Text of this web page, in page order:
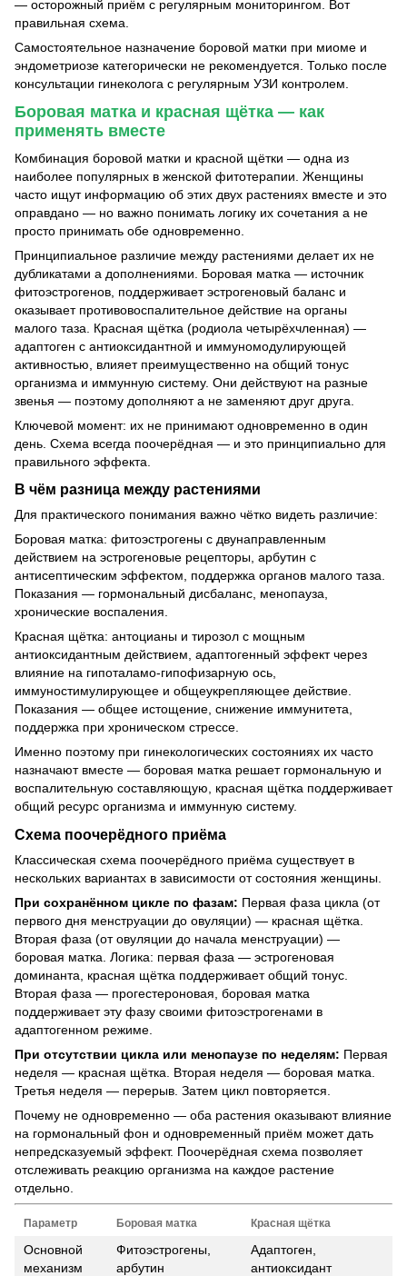
— осторожный приём с регулярным мониторингом. Вот
правильная схема.
Самостоятельное назначение боровой матки при миоме и
эндометриозе категорически не рекомендуется. Только после
консультации гинеколога с регулярным УЗИ контролем.
Боровая матка и красная щётка — как
применять вместе
Комбинация боровой матки и красной щётки — одна из
наиболее популярных в женской фитотерапии. Женщины
часто ищут информацию об этих двух растениях вместе и это
оправдано — но важно понимать логику их сочетания а не
просто принимать обе одновременно.
Принципиальное различие между растениями делает их не
дубликатами а дополнениями. Боровая матка — источник
фитоэстрогенов, поддерживает эстрогеновый баланс и
оказывает противовоспалительное действие на органы
малого таза. Красная щётка (родиола четырёхчленная) —
адаптоген с антиоксидантной и иммуномодулирующей
активностью, влияет преимущественно на общий тонус
организма и иммунную систему. Они действуют на разные
звенья — поэтому дополняют а не заменяют друг друга.
Ключевой момент: их не принимают одновременно в один
день. Схема всегда поочерёдная — и это принципиально для
правильного эффекта.
В чём разница между растениями
Для практического понимания важно чётко видеть различие:
Боровая матка: фитоэстрогены с двунаправленным
действием на эстрогеновые рецепторы, арбутин с
антисептическим эффектом, поддержка органов малого таза.
Показания — гормональный дисбаланс, менопауза,
хронические воспаления.
Красная щётка: антоцианы и тирозол с мощным
антиоксидантным действием, адаптогенный эффект через
влияние на гипоталамо-гипофизарную ось,
иммуностимулирующее и общеукрепляющее действие.
Показания — общее истощение, снижение иммунитета,
поддержка при хроническом стрессе.
Именно поэтому при гинекологических состояниях их часто
назначают вместе — боровая матка решает гормональную и
воспалительную составляющую, красная щётка поддерживает
общий ресурс организма и иммунную систему.
Схема поочерёдного приёма
Классическая схема поочерёдного приёма существует в
нескольких вариантах в зависимости от состояния женщины.
При сохранённом цикле по фазам: Первая фаза цикла (от
первого дня менструации до овуляции) — красная щётка.
Вторая фаза (от овуляции до начала менструации) —
боровая матка. Логика: первая фаза — эстрогеновая
доминанта, красная щётка поддерживает общий тонус.
Вторая фаза — прогестероновая, боровая матка
поддерживает эту фазу своими фитоэстрогенами в
адаптогенном режиме.
При отсутствии цикла или менопаузе по неделям: Первая
неделя — красная щётка. Вторая неделя — боровая матка.
Третья неделя — перерыв. Затем цикл повторяется.
Почему не одновременно — оба растения оказывают влияние
на гормональный фон и одновременный приём может дать
непредсказуемый эффект. Поочерёдная схема позволяет
отслеживать реакцию организма на каждое растение
отдельно.
Параметр Боровая матка Красная щётка
Основной
механизм
Фитоэстрогены,
арбутин
Адаптоген,
антиоксидант